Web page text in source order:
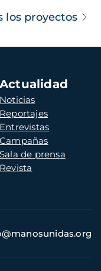
los proyectos
Actualidad
Noticias
Reportajes
Entrevistas
Campañas
Sala de prensa
Revista